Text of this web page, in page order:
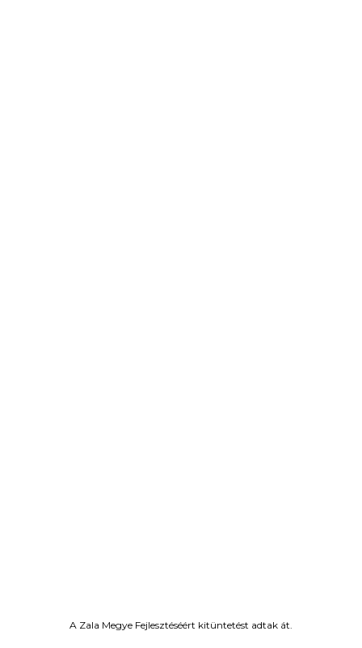
A Zala Megye Fejlesztéséért kitüntetést adtak át.